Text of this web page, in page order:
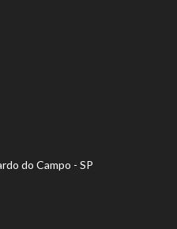
do Campo - SP